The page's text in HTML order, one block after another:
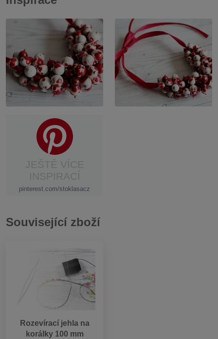
pinterest.com/stoklasacz
Související zboží
Rozevírací jehla na
korálky 100 mm